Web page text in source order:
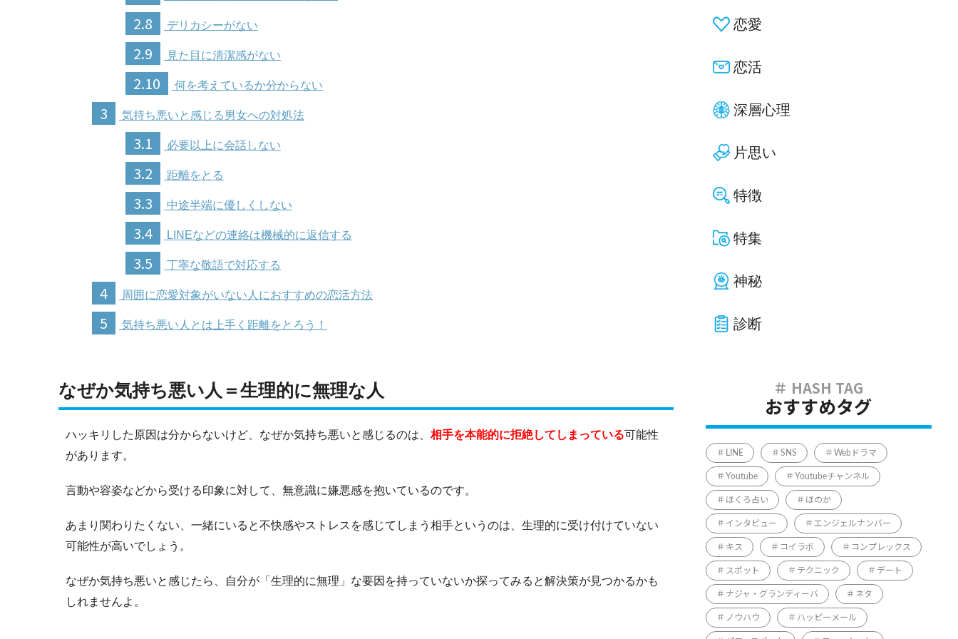
2.8 デリカシーがない
2.9 見た目に清潔感がない
2.10 何を考えているか分からない
3 気持ち悪いと感じる男女への対処法
3.1 必要以上に会話しない
3.2 距離をとる
3.3 中途半端に優しくしない
3.4 LINEなどの連絡は機械的に返信する
3.5 丁寧な敬語で対応する
4 周囲に恋愛対象がいない人におすすめの恋活方法
5 気持ち悪い人とは上手く距離をとろう！
なぜか気持ち悪い人＝生理的に無理な人
ハッキリした原因は分からないけど、なぜか気持ち悪いと感じるのは、 相手を本能的に拒絶してしまっている可能性
があります。
言動や容姿などから受ける印象に対して、無意識に嫌悪感を抱いているのです。
あまり関わりたくない、一緒にいると不快感やストレスを感じてしまう相手というのは、生理的に受け付けていない
可能性が高いでしょう。
なぜか気持ち悪いと感じたら、自分が「生理的に無理」な要因を持っていないか探ってみると解決策が見つかるかも
しれませんよ。
恋愛
恋活
深層心理
片思い
特徴
特集
神秘
診断
おすすめタグ
LINE SNS Webドラマ
Youtube Youtubeチャンネル
ほくろ占い ほのか
インタビュー エンジェルナンバー
キス コイラボ コンプレックス
スポット テクニック デート
ナジャ・グランディーバ ネタ
ノウハウ ハッピーメール